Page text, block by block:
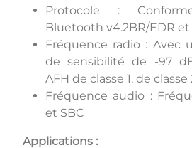
Protocole :
Bluetooth v4.2BR/EDR et
Fréquence radio : Avec
de sensibilité de -97
AFH de classe 1, de
Fréquence audio :
et SBC
Applications :